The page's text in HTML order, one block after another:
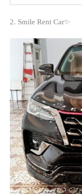
2. Smile Rent Car✨